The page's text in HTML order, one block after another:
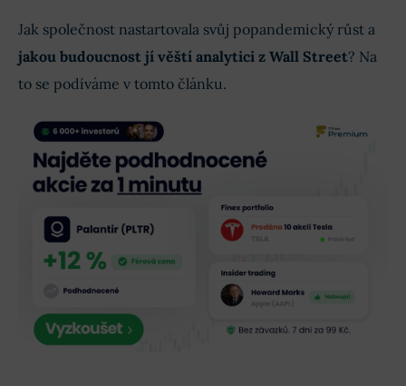
Jak společnost nastartovala svůj popandemický růst a
jakou budoucnost jí věští analytici z Wall Street? Na
to se podíváme v tomto článku.